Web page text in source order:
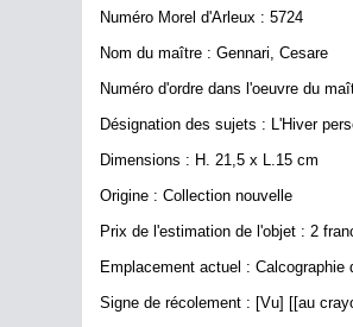
Numéro Morel d'Arleux : 5724
Nom du maître : Gennari, Cesare
Numéro d'ordre dans l'oeuvre du
Désignation des sujets : L'Hiver
Dimensions : H. 21,5 x L.15 cm
Origine : Collection nouvelle
Prix de l'estimation de l'objet : 2
Emplacement actuel : Calcographie
Signe de récolement : [Vu] [[au